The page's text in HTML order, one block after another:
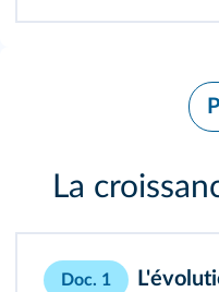
La
Doc. 1